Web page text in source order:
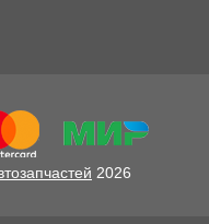
2026